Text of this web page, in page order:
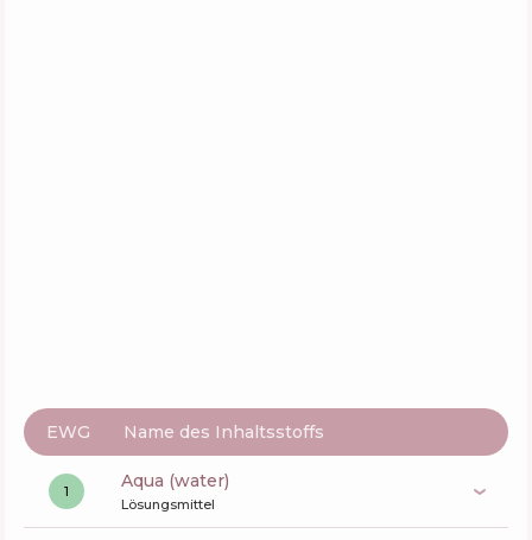
EWG Name des Inhaltsstoffs
1 aqua (water)
Lösungsmittel